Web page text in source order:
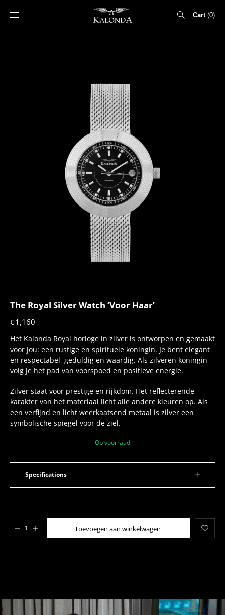
Cart 0
The Royal Silver Watch ‘Voor Haar’
€1,160
Het Kalonda Royal horloge in zilver is ontworpen en gemaakt
voor jou: een rustige en spirituele koningin. Je bent elegant
en respectabel, geduldig en waardig. Als zilveren koningin
volg je het pad van voorspoed en positieve energie.
Zilver staat voor prestige en rijkdom. Het reflecterende
karakter van het materiaal licht alle andere kleuren op. Als
een verfijnd en licht weerkaatsend metaal is zilver een
symbolische spiegel voor de ziel.
Op voorraad
Toevoegen aan winkelwagen
Added to cart
Specifications